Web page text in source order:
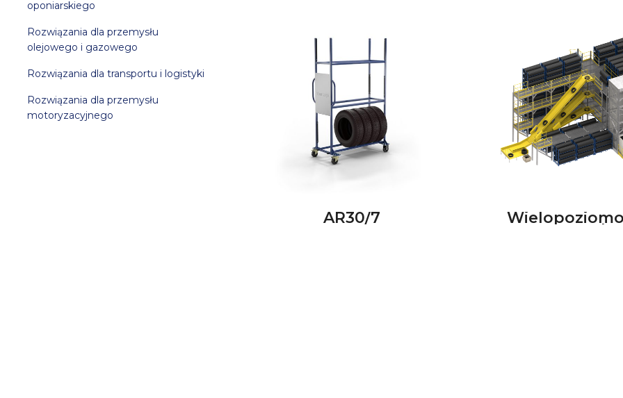
oponiarskiego
Rozwiązania dla przemysłu
olejowego i gazowego
Rozwiązania dla transportu i logistyki
Rozwiązania dla przemysłu
motoryzacyjnego
AR30/7
system